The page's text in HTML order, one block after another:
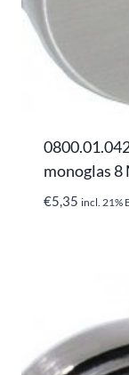
monoglas 8
€5,35 incl. 21%